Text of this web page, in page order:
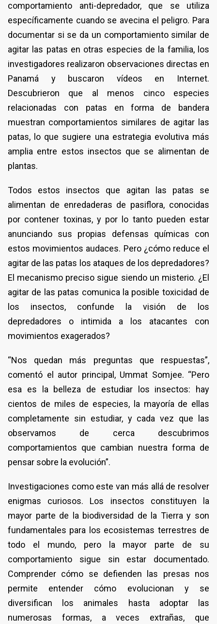
comportamiento anti-depredador, que se utiliza
específicamente cuando se avecina el peligro. Para
documentar si se da un comportamiento similar de
agitar las patas en otras especies de la familia, los
investigadores realizaron observaciones directas en
Panamá y buscaron vídeos en Internet.
Descubrieron que al menos cinco especies
relacionadas con patas en forma de bandera
muestran comportamientos similares de agitar las
patas, lo que sugiere una estrategia evolutiva más
amplia entre estos insectos que se alimentan de
plantas.
Todos estos insectos que agitan las patas se
alimentan de enredaderas de pasiflora, conocidas
por contener toxinas, y por lo tanto pueden estar
anunciando sus propias defensas químicas con
estos movimientos audaces. Pero ¿cómo reduce el
agitar de las patas los ataques de los depredadores?
El mecanismo preciso sigue siendo un misterio. ¿El
agitar de las patas comunica la posible toxicidad de
los insectos, confunde la visión de los
depredadores o intimida a los atacantes con
movimientos exagerados?
“Nos quedan más preguntas que respuestas”,
comentó el autor principal, Ummat Somjee. “Pero
esa es la belleza de estudiar los insectos: hay
cientos de miles de especies, la mayoría de ellas
completamente sin estudiar, y cada vez que las
observamos de cerca descubrimos
comportamientos que cambian nuestra forma de
pensar sobre la evolución”.
Investigaciones como este van más allá de resolver
enigmas curiosos. Los insectos constituyen la
mayor parte de la biodiversidad de la Tierra y son
fundamentales para los ecosistemas terrestres de
todo el mundo, pero la mayor parte de su
comportamiento sigue sin estar documentado.
Comprender cómo se defienden las presas nos
permite entender cómo evolucionan y se
diversifican los animales hasta adoptar las
numerosas formas, a veces extrañas, que